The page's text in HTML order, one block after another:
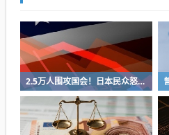
2.5万人围攻国会！日本民众怒了：让她下台！